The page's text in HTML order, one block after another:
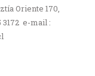
Oriente 170,
3172 e-mail :